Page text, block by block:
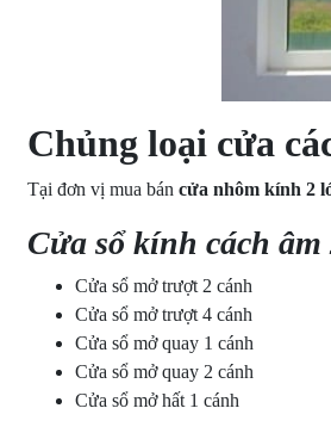
Chủng loại cửa
Tại đơn vị mua bán cửa nhôm kính 2
Cửa sổ kính cách âm
Cửa sổ mở trượt 2 cánh
Cửa sổ mở trượt 4 cánh
Cửa sổ mở quay 1 cánh
Cửa sổ mở quay 2 cánh
Cửa sổ mở hất 1 cánh